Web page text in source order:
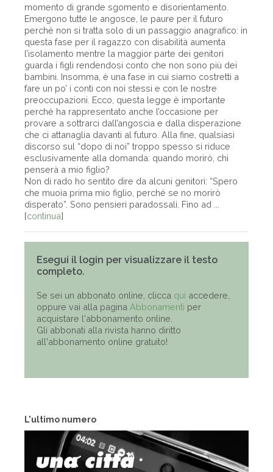
L'ultimo numero
momento di grande sgomento e disorientamento.
Emergono tutte le angosce, le paure per il futuro
perché non si tratta solo di un passaggio anagrafico: in
questa fase per il ragazzo con disabilità aumenta
l’isolamento mentre la maggior parte dei genitori
guarda i figli rendendosi conto che non sono più dei
bambini. Insomma, è una fase in cui siamo costretti a
fare un po’ i conti con noi stessi e con le nostre
preoccupazioni. Ecco, questa legge è importante
perché ha rappresentato anche l’occasione per
provare a sottrarci dall’angoscia e dalla disperazione
che ci attanaglia davanti al futuro. Alla fine, qualsiasi
discorso sul “dopo di noi” troppo spesso si riduce
esclusivamente alla domanda: quando morirò, chi
penserà a mio figlio?
Non di rado ho sentito dire da alcuni genitori: “Spero
che muoia prima mio figlio, perché se no morirò
disperato”. Sono pensieri paradossali. Fino ad ...
[continua]
Esegui il login per visualizzare il testo
completo.
Se sei un abbonato online, clicca qui accedere,
oppure vai alla pagina Abbonamenti per
acquistare l'abbonamento online.
Gli abbonati alla rivista hanno diritto
all'abbonamento online gratuito!